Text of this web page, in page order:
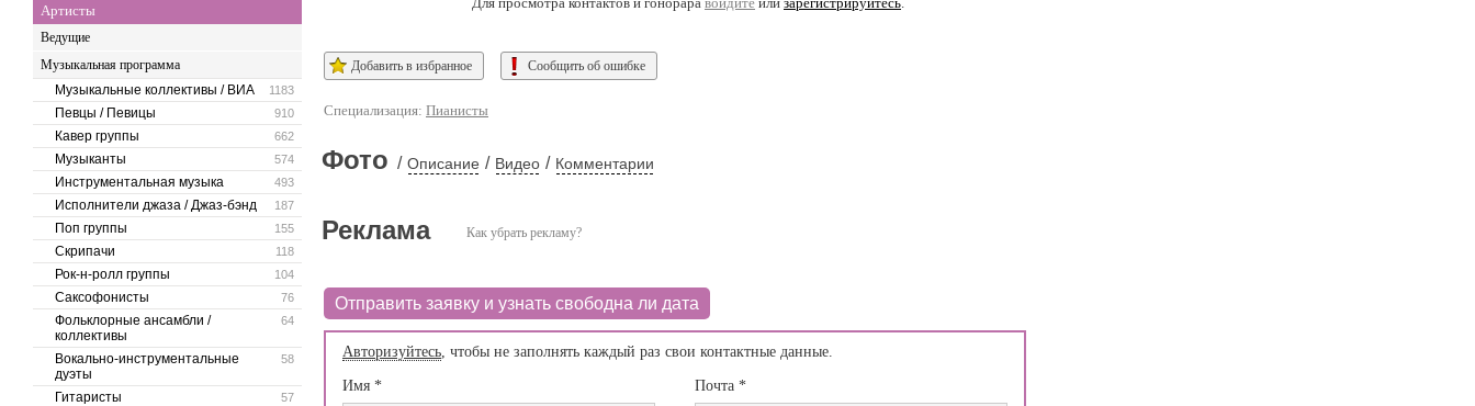
Артисты
Ведущие
Музыкальная программа
1183
Музыкальные коллективы / ВИА
910
Певцы / Певицы
662
Кавер группы
574
Музыканты
493
Инструментальная музыка
187
Исполнители джаза / Джаз-бэнд
155
Поп группы
118
Скрипачи
104
Рок-н-ролл группы
76
Саксофонисты
64
Фольклорные ансамбли /
коллективы
58
Вокально-инструментальные
дуэты
57
Гитаристы
Добавить в избранное Сообщить об ошибке
Специализация: Пианисты
Фото / Описание / Видео / Комментарии
Как убрать рекламу?
Реклама
Отправить заявку и узнать свободна ли дата
Авторизуйтесь, чтобы не заполнять каждый раз свои контактные данные.
Имя * Почта*